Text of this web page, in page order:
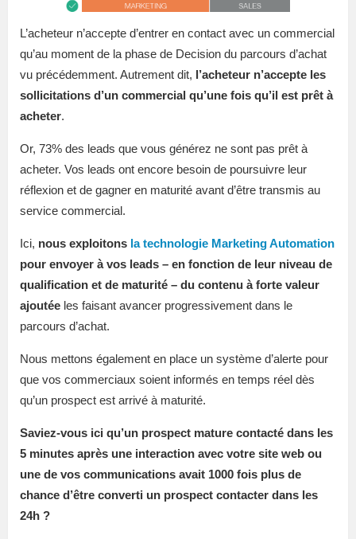
L’acheteur n’accepte d’entrer en contact avec un commercial
qu’au moment de la phase de Decision du parcours d’achat
vu précédemment. Autrement dit, l’acheteur n’accepte les
sollicitations d’un commercial qu’une fois qu’il est prêt à
acheter.
Or, 73% des leads que vous générez ne sont pas prêt à
acheter. Vos leads ont encore besoin de poursuivre leur
réflexion et de gagner en maturité avant d’être transmis au
service commercial.
Ici, nous exploitons la technologie Marketing Automation
pour envoyer à vos leads – en fonction de leur niveau de
qualification et de maturité – du contenu à forte valeur
ajoutée les faisant avancer progressivement dans le
parcours d’achat.
Nous mettons également en place un système d’alerte pour
que vos commerciaux soient informés en temps réel dès
qu’un prospect est arrivé à maturité.
Saviez-vous ici qu’un prospect mature contacté dans les
5 minutes après une interaction avec votre site web ou
une de vos communications avait 1000 fois plus de
chance d’être converti un prospect contacter dans les
24h ?